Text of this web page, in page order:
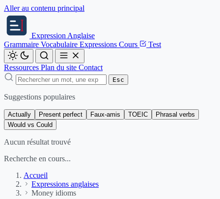
Aller au contenu principal
Expression Anglaise
Grammaire Vocabulaire Expressions Cours Test
Ressources Plan du site Contact
Esc
Suggestions populaires
Actually Present perfect Faux-amis TOEIC
Phrasal verbs
Would vs Could
Aucun résultat trouvé
Recherche en cours...
Accueil
Expressions anglaises
Money idioms